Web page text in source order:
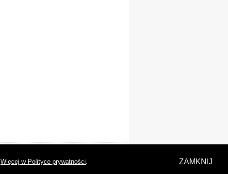
Więcej w Polityce prywatności. ZAMKNIJ